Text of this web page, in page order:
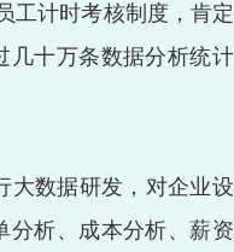
工计时考核制度，肯
十万条数据分析统计
数据研发，对企业
分析、成本分析、薪